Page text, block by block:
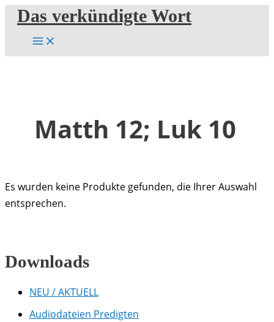
Zum
Inhalt
springen
Das verkündigte Wort
Matth 12; Luk 10
Es wurden keine Produkte gefunden, die Ihrer Auswahl
entsprechen.
Downloads
NEU / AKTUELL
Audiodateien Predigten